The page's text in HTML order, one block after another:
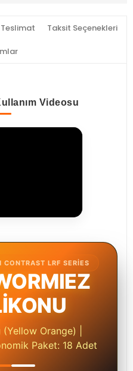
Taksit Seçenekleri
Videosu
CONTRAST LRF SERIES
(Yellow Orange) |
Paket: 18 Adet